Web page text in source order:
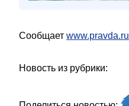
Сообщает www.pravda.ru
Новость из рубрики: